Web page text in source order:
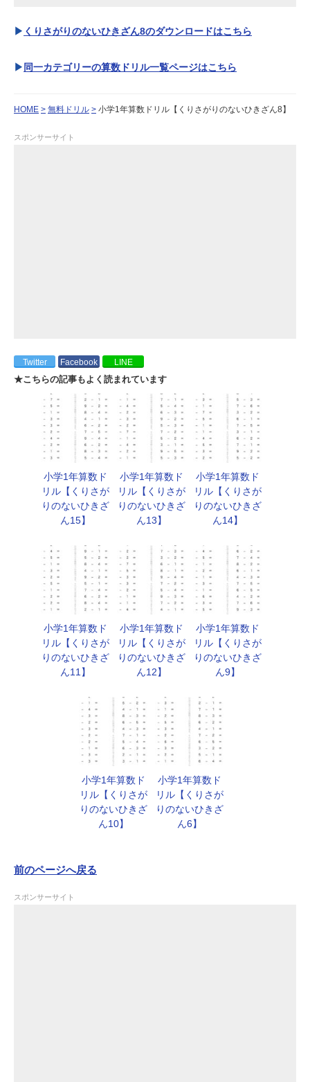
くりさがりのないひきざん8のダウンロードはこちら
同一カテゴリーの算数ドリル一覧ページはこちら
HOME 無料ドリル 小学1年算数ドリル【くりさがりのないひきざん8】
スポンサーサイト
Twitter Facebook LINE
★こちらの記事もよく読まれています
小学1年算数ド
リル【くりさが
りのないひきざ
ん15】
小学1年算数ド
リル【くりさが
りのないひきざ
ん13】
小学1年算数ド
リル【くりさが
りのないひきざ
ん14】
小学1年算数ド
リル【くりさが
りのないひきざ
ん11】
小学1年算数ド
リル【くりさが
りのないひきざ
ん12】
小学1年算数ド
リル【くりさが
りのないひきざ
ん9】
小学1年算数ド
リル【くりさが
りのないひきざ
ん10】
小学1年算数ド
リル【くりさが
りのないひきざ
ん6】
前のページへ戻る
スポンサーサイト